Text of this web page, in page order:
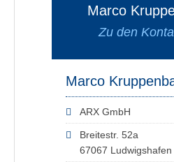
Marco
Zu den
Marco
ARX GmbH
Breitestr. 52a
67067 Ludwigshafen